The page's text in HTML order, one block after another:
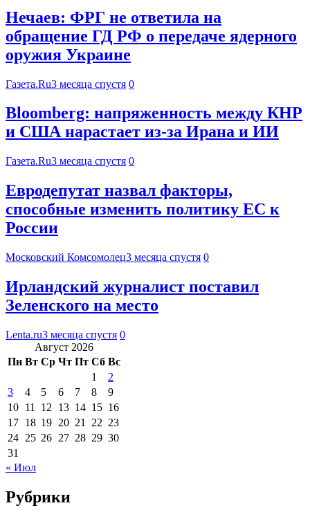
Нечаев: ФРГ не ответила на
обращение ГД РФ о передаче ядерного
оружия Украине
Газета.Ru3 месяца спустя 0
Bloomberg: напряженность между КНР
и США нарастает из-за Ирана и ИИ
Газета.Ru3 месяца спустя 0
Евродепутат назвал факторы,
способные изменить политику ЕС к
России
Московский Комсомолец3 месяца спустя 0
Ирландский журналист поставил
Зеленского на место
Lenta.ru3 месяца спустя 0
Август 2026
Пн Вт Ср Чт Пт Сб Вс
1
2
3
4 5 6 7 8
9
10 11 12 13 14 15 16
17 18 19 20 21 22 23
24 25 26 27 28 29 30
31
« Июл
Рубрики